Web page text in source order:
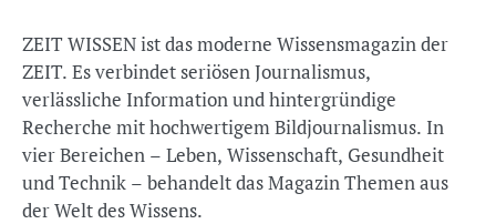
ZEIT WISSEN ist das moderne Wissensmagazin der
ZEIT. Es verbindet seriösen Journalismus,
verlässliche Information und hintergründige
Recherche mit hochwertigem Bildjournalismus. In
vier Bereichen – Leben, Wissenschaft, Gesundheit
und Technik – behandelt das Magazin Themen aus
der Welt des Wissens.